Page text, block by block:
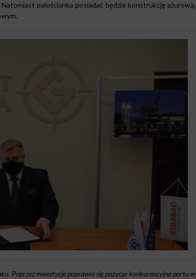
palościanka posiadać będzie konstrukcję ażurową,
Poprzez inwestycje poprawia się pozycja konkurencyjna portu w